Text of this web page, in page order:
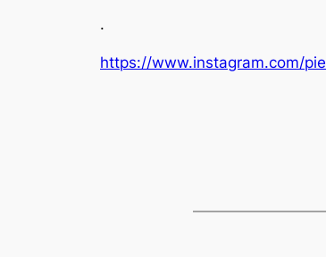
.
https://www.instagram.com/